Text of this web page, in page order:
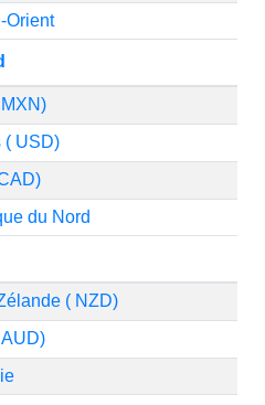
Orient
( USD)
du Nord
( NZD)